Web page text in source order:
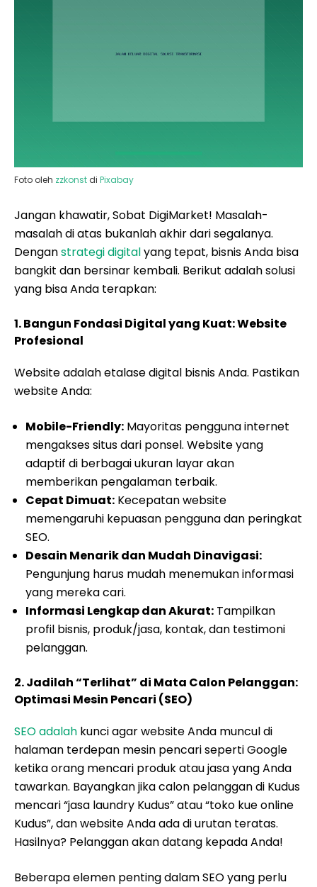
Foto oleh zzkonst di Pixabay
Jangan khawatir, Sobat DigiMarket! Masalah-
masalah di atas bukanlah akhir dari segalanya.
Denganstrategi digitalyang tepat, bisnis Anda bisa
bangkit dan bersinar kembali. Berikut adalah solusi
yang bisa Anda terapkan:
1. Bangun Fondasi Digital yang Kuat: Website
Profesional
Website adalah etalase digital bisnis Anda. Pastikan
website Anda:
Mobile-Friendly: Mayoritas pengguna internet
mengakses situs dari ponsel. Website yang
adaptif di berbagai ukuran layar akan
memberikan pengalaman terbaik.
Cepat Dimuat: Kecepatan website
memengaruhi kepuasan pengguna dan peringkat
SEO.
Desain Menarik dan Mudah Dinavigasi:
Pengunjung harus mudah menemukan informasi
yang mereka cari.
Informasi Lengkap dan Akurat: Tampilkan
profil bisnis, produk/jasa, kontak, dan testimoni
pelanggan.
2. Jadilah “Terlihat” di Mata Calon Pelanggan:
Optimasi Mesin Pencari (SEO)
SEO adalah kunci agar website Anda muncul di
halaman terdepan mesin pencari seperti Google
ketika orang mencari produk atau jasa yang Anda
tawarkan. Bayangkan jika calon pelanggan di Kudus
mencari “jasa laundry Kudus” atau “toko kue online
Kudus”, dan website Anda ada di urutan teratas.
Hasilnya? Pelanggan akan datang kepada Anda!
Beberapa elemen penting dalam SEO yang perlu